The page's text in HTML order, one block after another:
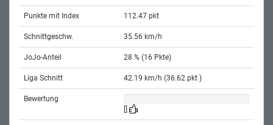
Punkte mit Index 112.47 pkt
Schnittgeschw. 35.56 km/h
JoJo-Anteil 28 % (16 Pkte)
Liga Schnitt 42.19 km/h (36.62 pkt )
Bewertung